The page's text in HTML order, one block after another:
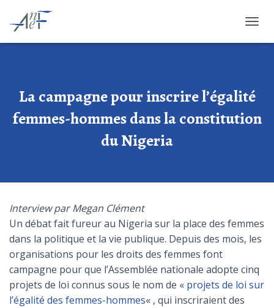
La campagne pour inscrire l’égalité
femmes-hommes dans la constitution
du Nigeria
Interview par Megan Clément
Un débat fait fureur au Nigeria sur la place des femmes
dans la politique et la vie publique. Depuis des mois, les
organisations pour les droits des femmes font
campagne pour que l’Assemblée nationale adopte cinq
projets de loi connus sous le nom de « projets de loi sur
l’égalité des femmes-hommes« , qui inscriraient des